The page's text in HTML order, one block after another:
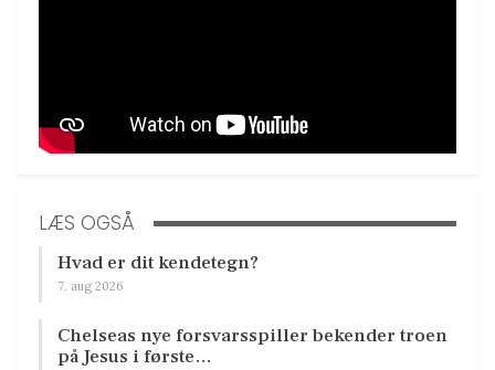
LÆS OGSÅ
Hvad er dit kendetegn?
7. aug 2026
Chelseas nye forsvarsspiller bekender troen
på Jesus i første…